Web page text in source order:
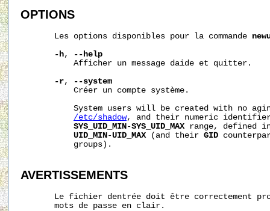
OPTIONS
       Les options disponibles pour la commande
-h,
--help
           Afficher un message daide et quitter.
-r,
--system
           Créer un compte système.
System users will be created with no
/etc/shadow, and their numeric
SYS_UID_MIN -SYS_UID_MAX range, defined
UID_MIN -UID_MAX (and their GID
           groups).
AVERTISSEMENTS
Le fichier dentrée doit être correctement
       mots de passe en clair.